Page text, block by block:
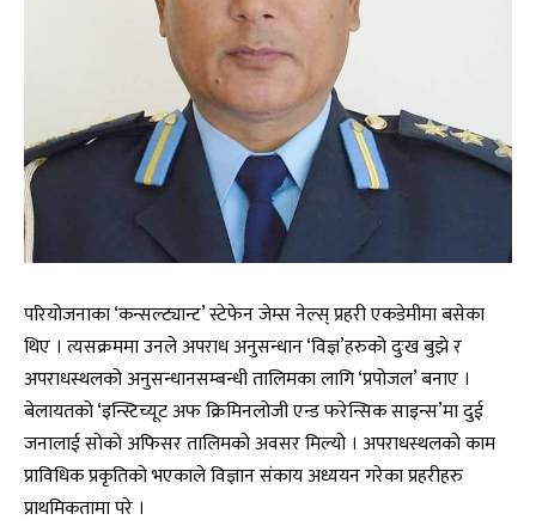
परियोजनाका ‘कन्सल्ट्यान्ट’ स्टेफेन जेम्स नेल्स् प्रहरी एकडेमीमा बसेका
थिए । त्यसक्रममा उनले अपराध अनुसन्धान ‘विज्ञ’हरुको दुःख बुझे र
अपराधस्थलको अनुसन्धानसम्बन्धी तालिमका लागि ‘प्रपोजल’ बनाए ।
बेलायतको ‘इन्स्टिच्यूट अफ क्रिमिनलोजी एन्ड फरेन्सिक साइन्स’मा दुई
जनालाई सोको अफिसर तालिमको अवसर मिल्यो । अपराधस्थलको काम
प्राविधिक प्रकृतिको भएकाले विज्ञान संकाय अध्ययन गरेका प्रहरीहरु
प्राथमिकतामा परे ।